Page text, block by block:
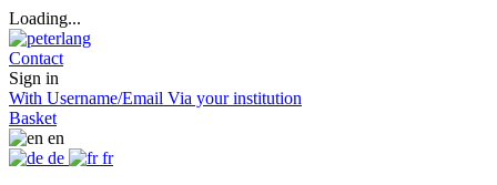
Loading...
Contact
Sign in
With Username/Email Via your institution
Basket
en
de
fr